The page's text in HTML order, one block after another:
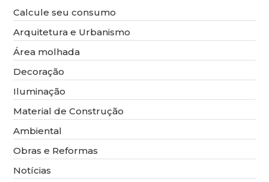
Calcule seu consumo
Arquitetura e Urbanismo
Área molhada
Decoração
Iluminação
Material de Construção
Ambiental
Obras e Reformas
Notícias